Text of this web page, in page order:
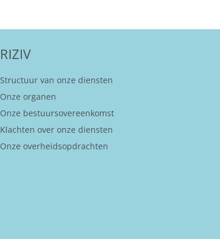
RIZIV
Structuur van onze diensten
Onze organen
Onze bestuursovereenkomst
Klachten over onze diensten
Onze overheidsopdrachten